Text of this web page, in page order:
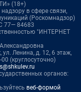
(18+)
в сфере связи,
(Роскомнадзор)
77— 84683
"ИНТЕРНЕТ
Ленина, д. 12, 6 этаж,
(круглосуточно)
органов:
веб-формой